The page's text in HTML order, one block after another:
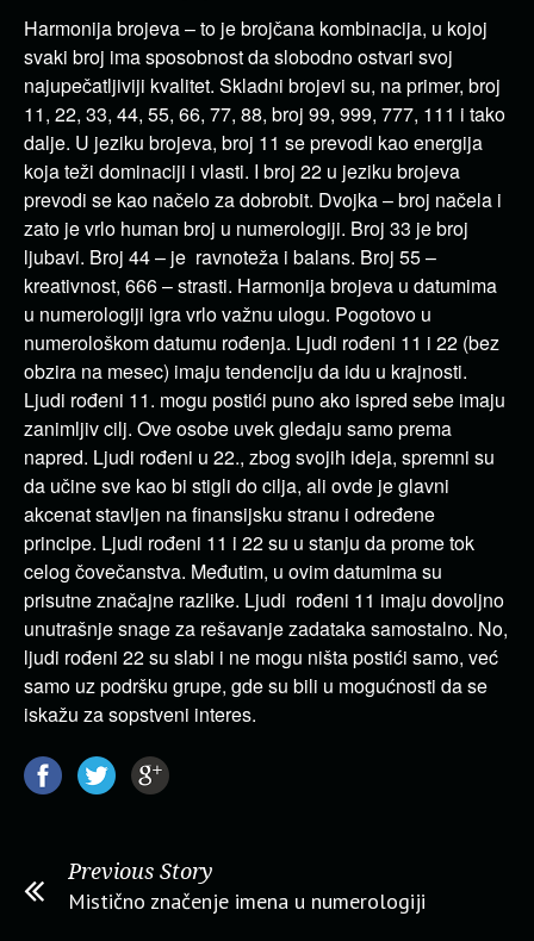
Harmonija brojeva – to je brojčana kombinacija, u kojoj
svaki broj ima sposobnost da slobodno ostvari svoj
najupečatljiviji kvalitet. Skladni brojevi su, na primer, broj
11, 22, 33, 44, 55, 66, 77, 88, broj 99, 999, 777, 111 i tako
dalje. U jeziku brojeva, broj 11 se prevodi kao energija
koja teži dominaciji i vlasti. I broj 22 u jeziku brojeva
prevodi se kao načelo za dobrobit. Dvojka – broj načela i
zato je vrlo human broj u numerologiji. Broj 33 je broj
ljubavi. Broj 44 – je ravnoteža i balans. Broj 55 –
kreativnost, 666 – strasti. Harmonija brojeva u datumima
u numerologiji igra vrlo važnu ulogu. Pogotovo u
numerološkom datumu rođenja. Ljudi rođeni 11 i 22 (bez
obzira na mesec) imaju tendenciju da idu u krajnosti.
Ljudi rođeni 11. mogu postići puno ako ispred sebe imaju
zanimljiv cilj. Ove osobe uvek gledaju samo prema
napred. Ljudi rođeni u 22., zbog svojih ideja, spremni su
da učine sve kao bi stigli do cilja, ali ovde je glavni
akcenat stavljen na finansijsku stranu i određene
principe. Ljudi rođeni 11 i 22 su u stanju da prome tok
celog čovečanstva. Međutim, u ovim datumima su
prisutne značajne razlike. Ljudi rođeni 11 imaju dovoljno
unutrašnje snage za rešavanje zadataka samostalno. No,
ljudi rođeni 22 su slabi i ne mogu ništa postići samo, već
samo uz podršku grupe, gde su bili u mogućnosti da se
iskažu za sopstveni interes.
Previous Story
Mistično značenje imena u numerologiji